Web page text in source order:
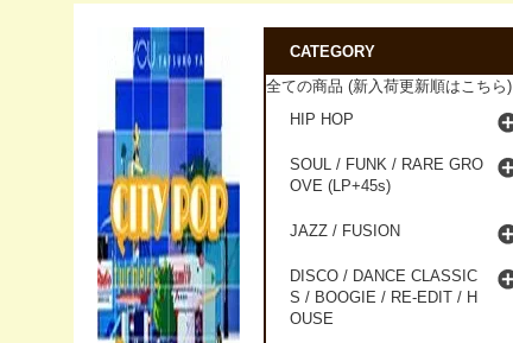
CATEGORY
全ての商品 (新入荷更新順はこちら)
HIP HOP
SOUL / FUNK / RARE GRO
OVE (LP+45s)
JAZZ / FUSION
DISCO / DANCE CLASSIC
S / BOOGIE / RE-EDIT / H
OUSE